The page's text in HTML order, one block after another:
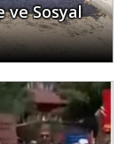
ve Sosyal